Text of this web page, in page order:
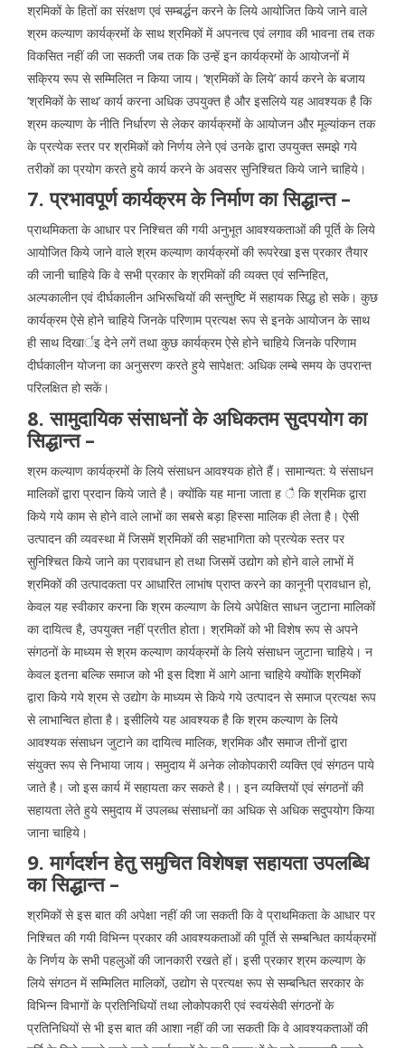
श्रमिकों के हितों का संरक्षण एवं सम्बर्द्धन करने के लिये आयोजित किये जाने वाले
श्रम कल्याण कार्यक्रमों के साथ श्रमिकों में अपनत्व एवं लगाव की भावना तब तक
विकसित नहीं की जा सकती जब तक कि उन्हें इन कार्यक्रमों के आयोजनों में
सक्रिय रूप से सम्मिलित न किया जाय। ‘श्रमिकों के लिये’ कार्य करने के बजाय
‘श्रमिकों के साथ’ कार्य करना अधिक उपयुक्त है और इसलिये यह आवश्यक है कि
श्रम कल्याण के नीति निर्धारण से लेकर कार्यक्रमों के आयोजन और मूल्यांकन तक
के प्रत्येक स्तर पर श्रमिकों को निर्णय लेने एवं उनके द्वारा उपयुक्त समझे गये
तरीकों का प्रयोग करते हुये कार्य करने के अवसर सुनिश्चित किये जाने चाहिये।
7. प्रभावपूर्ण कार्यक्रम के निर्माण का सिद्धान्त –
प्राथमिकता के आधार पर निश्चित की गयी अनुभूत आवश्यकताओं की पूर्ति के लिये
आयोजित किये जाने वाले श्रम कल्याण कार्यक्रमों की रूपरेखा इस प्रकार तैयार
की जानी चाहिये कि वे सभी प्रकार के श्रमिकों की व्यक्त एवं सन्निहित,
अल्पकालीन एवं दीर्घकालीन अभिरूचियों की सन्तुष्टि में सहायक सिद्ध हो सके। कुछ
कार्यक्रम ऐसे होने चाहिये जिनके परिणाम प्रत्यक्ष रूप से इनके आयोजन के साथ
ही साथ दिखार्इ देने लगें तथा कुछ कार्यक्रम ऐसे होने चाहिये जिनके परिणाम
दीर्घकालीन योजना का अनुसरण करते हुये सापेक्षत: अधिक लम्बे समय के उपरान्त
परिलक्षित हो सकें।
8. सामुदायिक संसाधनों के अधिकतम सुदपयोग का
सिद्धान्त –
श्रम कल्याण कार्यक्रमों के लिये संसाधन आवश्यक होते हैं। सामान्यत: ये संसाधन
मालिकों द्वारा प्रदान किये जाते है। क्योंकि यह माना जाता ह ै कि श्रमिक द्वारा
किये गये काम से होने वाले लाभों का सबसे बड़ा हिस्सा मालिक ही लेता है। ऐसी
उत्पादन की व्यवस्था में जिसमें श्रमिकों की सहभागिता को प्रत्येक स्तर पर
सुनिश्चित किये जाने का प्रावधान हो तथा जिसमें उद्योग को होने वाले लाभों में
श्रमिकों की उत्पादकता पर आधारित लाभांष प्राप्त करने का कानूनी प्रावधान हो,
केवल यह स्वीकार करना कि श्रम कल्याण के लिये अपेक्षित साधन जुटाना मालिकों
का दायित्व है, उपयुक्त नहीं प्रतीत होता। श्रमिकों को भी विशेष रूप से अपने
संगठनों के माध्यम से श्रम कल्याण कार्यक्रमों के लिये संसाधन जुटाना चाहिये। न
केवल इतना बल्कि समाज को भी इस दिशा में आगे आना चाहिये क्योंकि श्रमिकों
द्वारा किये गये श्रम से उद्योग के माध्यम से किये गये उत्पादन से समाज प्रत्यक्ष रूप
से लाभान्वित होता है। इसीलिये यह आवश्यक है कि श्रम कल्याण के लिये
आवश्यक संसाधन जुटाने का दायित्व मालिक, श्रमिक और समाज तीनों द्वारा
संयुक्त रूप से निभाया जाय। समुदाय में अनेक लोकोपकारी व्यक्ति एवं संगठन पाये
जाते है। जो इस कार्य में सहायता कर सकते है।। इन व्यक्तियों एवं संगठनों की
सहायता लेते हुये समुदाय में उपलब्ध संसाधनों का अधिक से अधिक सदुपयोग किया
जाना चाहिये।
9. मार्गदर्शन हेतु समुचित विशेषज्ञ सहायता उपलब्धि
का सिद्धान्त –
श्रमिकों से इस बात की अपेक्षा नहीं की जा सकती कि वे प्राथमिकता के आधार पर
निश्चित की गयी विभिन्न प्रकार की आवश्यकताओं की पूर्ति से सम्बन्धित कार्यक्रमों
के निर्णय के सभी पहलुओं की जानकारी रखते हों। इसी प्रकार श्रम कल्याण के
लिये संगठन में सम्मिलित मालिकों, उद्योग से प्रत्यक्ष रूप से सम्बन्धित सरकार के
विभिन्न विभागों के प्रतिनिधियों तथा लोकोपकारी एवं स्वयंसेवी संगठनों के
प्रतिनिधियों से भी इस बात की आशा नहीं की जा सकती कि वे आवश्यकताओं की